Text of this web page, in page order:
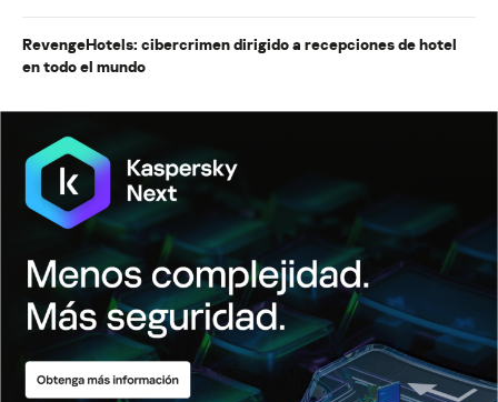
RevengeHotels: cibercrimen dirigido a recepciones de hotel
en todo el mundo